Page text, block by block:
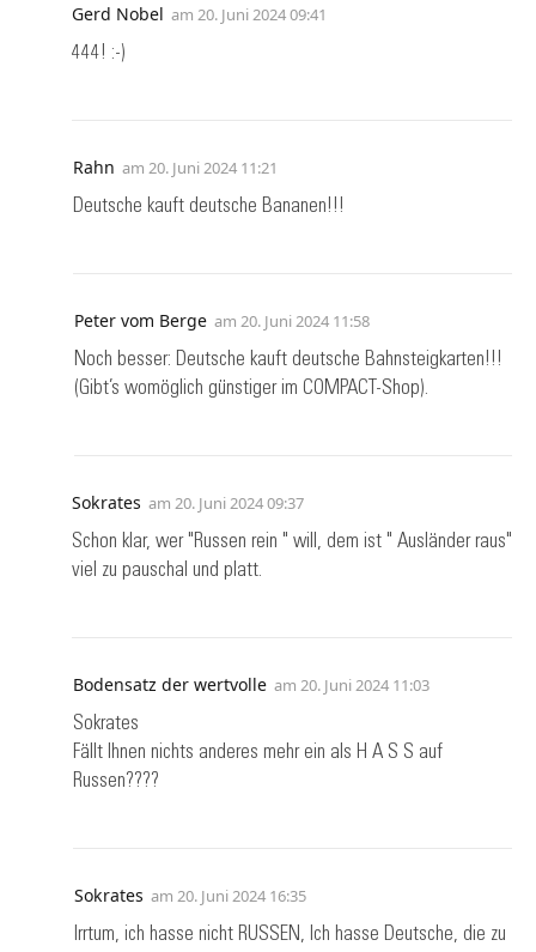
Gerd Nobel am 20. Juni 2024 09:41
444! :-)
Rahn am 20. Juni 2024 11:21
Deutsche kauft deutsche Bananen!!!
Peter vom Berge am 20. Juni 2024 11:58
Noch besser: Deutsche kauft deutsche Bahnsteigkarten!!!
(Gibt’s womöglich günstiger im COMPACT-Shop).
Sokrates am 20. Juni 2024 09:37
Schon klar, wer "Russen rein " will, dem ist " Ausländer raus"
viel zu pauschal und platt.
Bodensatz der wertvolle am 20. Juni 2024 11:03
Sokrates
Fällt Ihnen nichts anderes mehr ein als H A S S auf
Russen????
Sokrates am 20. Juni 2024 16:35
Irrtum, ich hasse nicht RUSSEN, Ich hasse Deutsche, die zu